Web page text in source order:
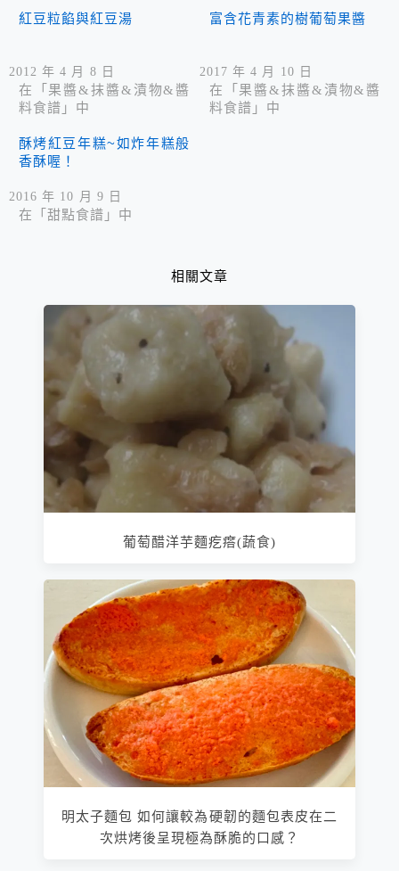
紅豆粒餡與紅豆湯
2012 年 4 月 8 日
在「果醬&抹醬&漬物&醬
料食譜」中
富含花青素的樹葡萄果醬
2017 年 4 月 10 日
在「果醬&抹醬&漬物&醬
料食譜」中
酥烤紅豆年糕~如炸年糕般
香酥喔！
2016 年 10 月 9 日
在「甜點食譜」中
相關文章
葡萄醋洋芋麵疙瘩(蔬食)
明太子麵包 如何讓較為硬韌的麵包表皮在二
次烘烤後呈現極為酥脆的口感？